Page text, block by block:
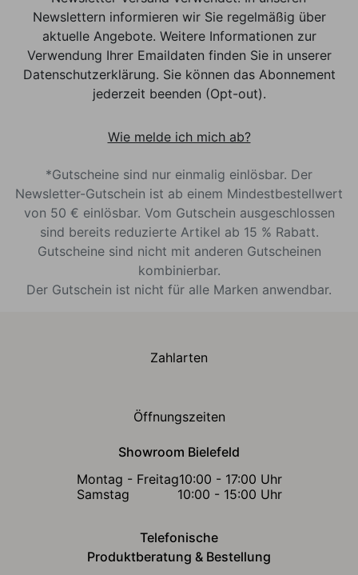
Newslettern informieren wir Sie regelmäßig über
aktuelle Angebote. Weitere Informationen zur
Verwendung Ihrer Emaildaten finden Sie in unserer
Datenschutzerklärung. Sie können das Abonnement
jederzeit beenden (Opt-out).
Wie melde ich mich ab?
*Gutscheine sind nur einmalig einlösbar. Der
Newsletter-Gutschein ist ab einem Mindestbestellwert
von 50 € einlösbar. Vom Gutschein ausgeschlossen
sind bereits reduzierte Artikel ab 15 % Rabatt.
Gutscheine sind nicht mit anderen Gutscheinen
kombinierbar.
Der Gutschein ist nicht für alle Marken anwendbar.
Zahlarten
Öffnungszeiten
Showroom Bielefeld
Montag - Freitag10:00 - 17:00 Uhr
Samstag
10:00 - 15:00 Uhr
Telefonische
Produktberatung & Bestellung